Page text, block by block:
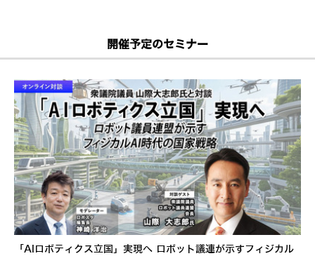
開催予定のセミナー
「AIロボティクス立国」実現へ ロボット議連が示すフィジカル